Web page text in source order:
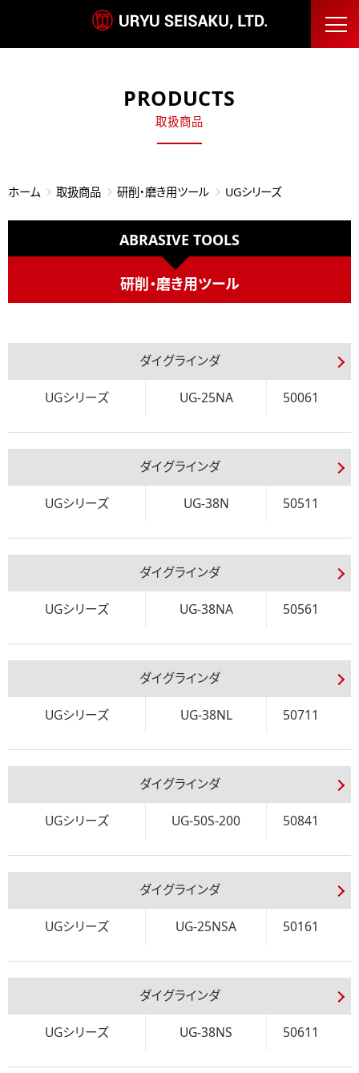
PRODUCTS
取扱商品
ホーム 取扱商品 研削・磨き用ツール UGシリーズ
ABRASIVE TOOLS
研削・磨き用ツール
ダイグラインダ
UGシリーズ UG-25NA 50061
ダイグラインダ
UGシリーズ UG-38N 50511
ダイグラインダ
UGシリーズ UG-38NA 50561
ダイグラインダ
UGシリーズ UG-38NL 50711
ダイグラインダ
UGシリーズ UG-50S-200 50841
ダイグラインダ
UGシリーズ UG-25NSA 50161
ダイグラインダ
UGシリーズ UG-38NS 50611